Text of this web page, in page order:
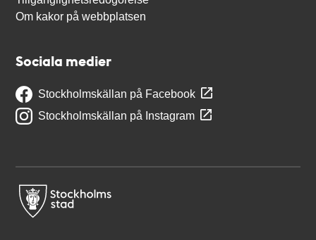
Om kakor på webbplatsen
Sociala medier
Stockholmskällan på Facebook
Stockholmskällan på Instagram